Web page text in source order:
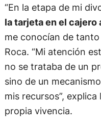
“En la etapa de mi
la tarjeta en el cajero
me conocían de tanto
Roca. “Mi atención
no se trataba de un
sino de un
mis recursos”,
propia vivencia.